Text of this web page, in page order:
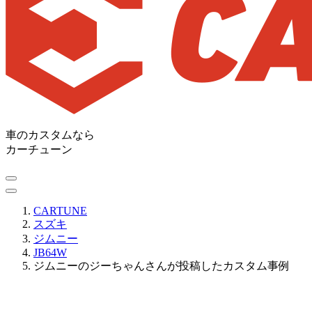
車のカスタムなら
カーチューン
CARTUNE
スズキ
ジムニー
JB64W
ジムニーのジーちゃんさんが投稿したカスタム事例